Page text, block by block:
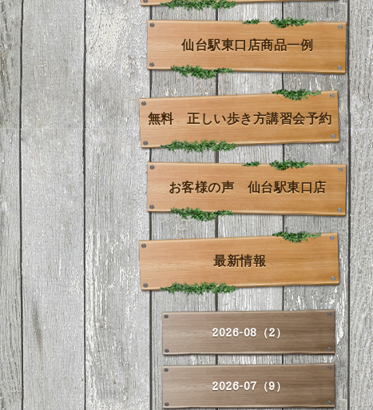
仙台駅東口店商品一例
無料 正しい歩き方講習会予約
お客様の声 仙台駅東口店
最新情報
2026-08（2）
2026-07（9）